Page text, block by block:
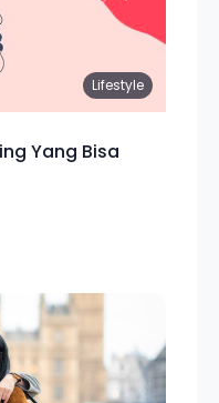
Lifestyle
Yang Bisa